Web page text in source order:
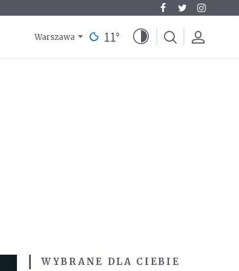
Warszawa 11°
WYBRANE DLA CIEBIE